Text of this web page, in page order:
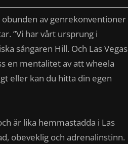
av genrekonventioner
”Vi har vårt ursprung i
sångaren Hill. Och Las Vegas
en mentalitet av att wheela
eller kan du hitta din egen
är lika hemmastadda i Las
obeveklig och adrenalinstinn.